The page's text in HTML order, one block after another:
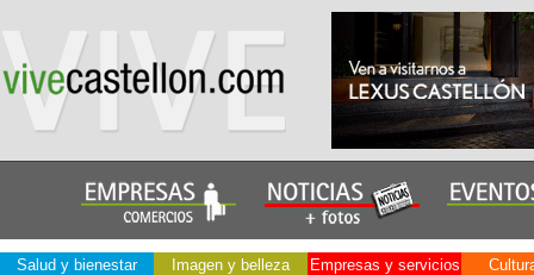
Salud y bienestar Imagen y belleza Empresas y servicios